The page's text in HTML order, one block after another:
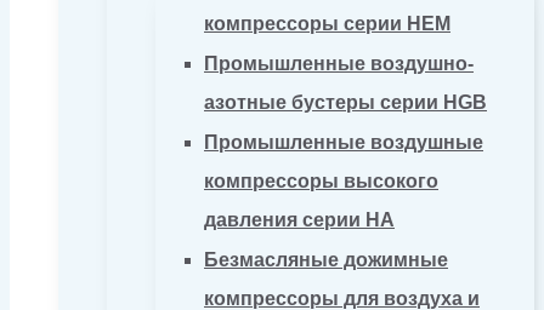
компрессоры серии HEM
Промышленные воздушно-
азотные бустеры серии HGB
Промышленные воздушные
компрессоры высокого
давления серии HA
Безмасляные дожимные
компрессоры для воздуха и